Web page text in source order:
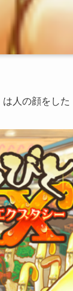
人の顔をし